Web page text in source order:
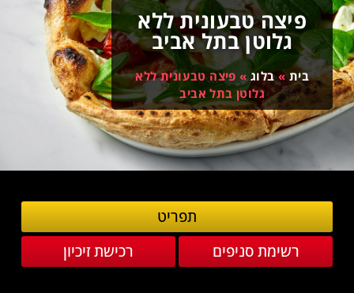
פיצה טבעונית ללא
גלוטן בתל אביב
בית»בלוג» פיצה טבעונית ללא
גלוטן בתל אביב
תפריט
רשימת סניפים
רכישת זיכיון